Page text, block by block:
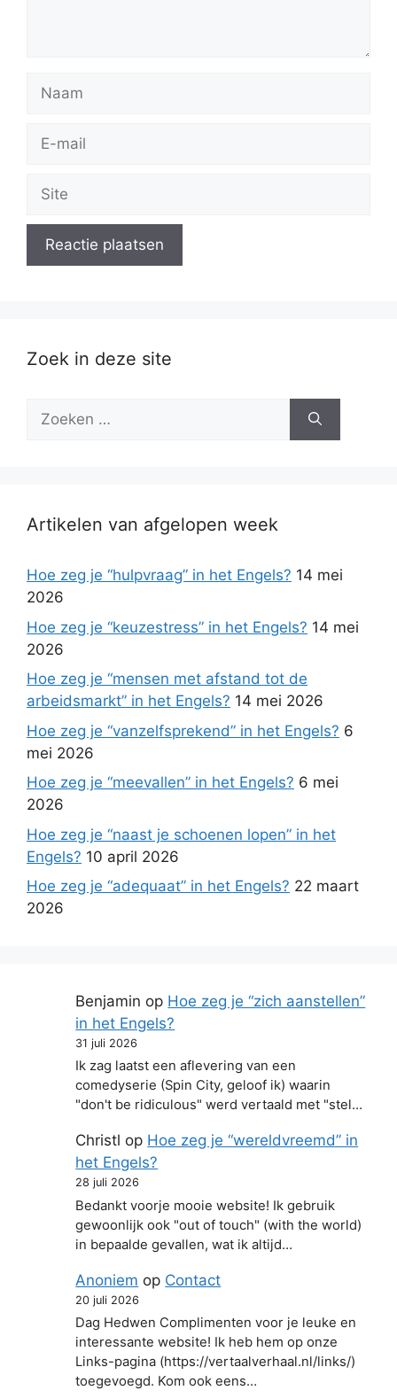
Naam
Site
Zoek in deze site
Zoek
Artikelen van afgelopen week
Hoe zeg je “hulpvraag” in het Engels? 14 mei
2026
Hoe zeg je “keuzestress” in het Engels? 14 mei
2026
Hoe zeg je “mensen met afstand tot de
arbeidsmarkt” in het Engels? 14 mei 2026
Hoe zeg je “vanzelfsprekend” in het Engels? 6
mei 2026
Hoe zeg je “meevallen” in het Engels? 6 mei
2026
Hoe zeg je “naast je schoenen lopen” in het
Engels? 10 april 2026
Hoe zeg je “adequaat” in het Engels? 22 maart
2026
Benjamin op Hoe zeg je “zich aanstellen”
in het Engels?
31 juli 2026
Ik zag laatst een aflevering van een
comedyserie (Spin City, geloof ik) waarin
"don't be ridiculous" werd vertaald met "stel…
Christl op Hoe zeg je “wereldvreemd” in
het Engels?
28 juli 2026
Bedankt voorje mooie website! Ik gebruik
gewoonlijk ook "out of touch" (with the world)
in bepaalde gevallen, wat ik altijd…
Anoniem op Contact
20 juli 2026
Dag Hedwen Complimenten voor je leuke en
interessante website! Ik heb hem op onze
Links-pagina (https://vertaalverhaal.nl/links/)
toegevoegd. Kom ook eens…